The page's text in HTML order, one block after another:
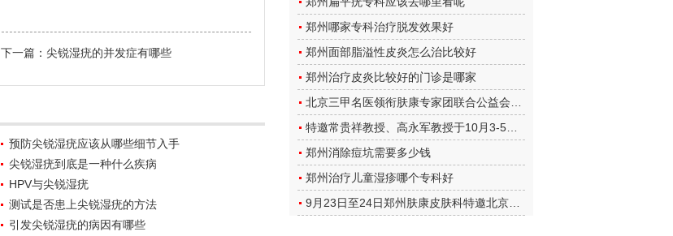
下一篇： 尖锐湿疣的并发症有哪些
预防尖锐湿疣应该从哪些细节入手
尖锐湿疣到底是一种什么疾病
HPV与尖锐湿疣
测试是否患上尖锐湿疣的方法
引发尖锐湿疣的病因有哪些
郑州哪家专科治疗脱发效果好
郑州面部脂溢性皮炎怎么治比较好
郑州治疗皮炎比较好的门诊是哪家
郑州消除痘坑需要多少钱
郑州治疗儿童湿疹哪个专科好